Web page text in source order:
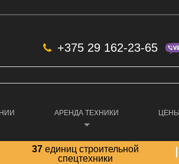
+375 29 162-23-65
АРЕНДА ТЕХНИКИ ЦЕНЫ
37единиц строительной
спецтехники